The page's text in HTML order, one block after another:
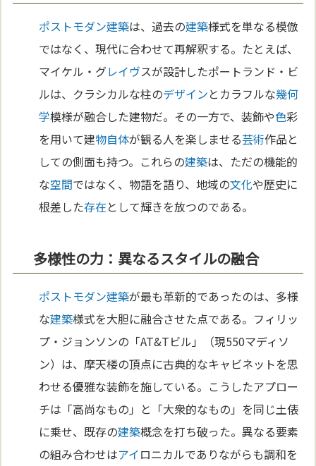
ポストモダン建築は、過去の建築様式を単なる模倣
ではなく、現代に合わせて再解釈する。たとえば、
マイケル・グレイヴスが設計したポートランド・ビ
ルは、クラシカルな柱のデザインとカラフルな幾何
学模様が融合した建物だ。その一方で、装飾や色彩
を用いて建物自体が観る人を楽しませる芸術作品と
しての側面も持つ。これらの建築は、ただの機能的
な空間ではなく、物語を語り、地域の文化や歴史に
根差した存在として輝きを放つのである。
多様性の力：異なるスタイルの融合
ポストモダン建築が最も革新的であったのは、多様
な建築様式を大胆に融合させた点である。フィリッ
プ・ジョンソンの「AT&Tビル」（現550マディソ
ン）は、摩天楼の頂点に古典的なキャビネットを思
わせる優雅な装飾を施している。こうしたアプロー
チは「高尚なもの」と「大衆的なもの」を同じ土俵
に乗せ、既存の建築概念を打ち破った。異なる要素
の組み合わせはアイロニカルでありながらも調和を